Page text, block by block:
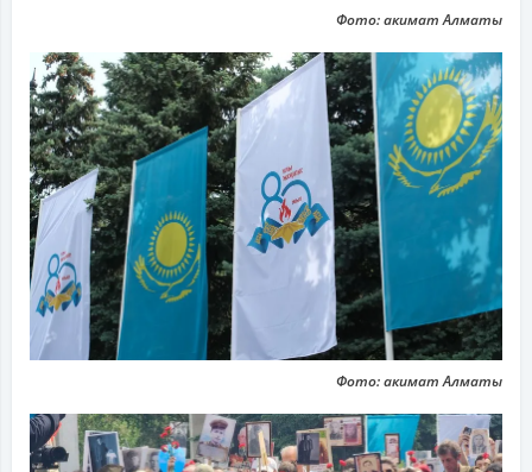
Фото: акимат Алматы
Фото: акимат Алматы